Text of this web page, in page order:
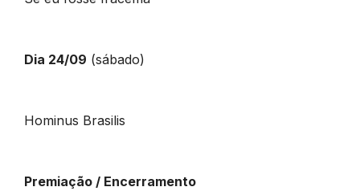
Dia 24/09 (sábado)
Hominus Brasilis
Premiação / Encerramento